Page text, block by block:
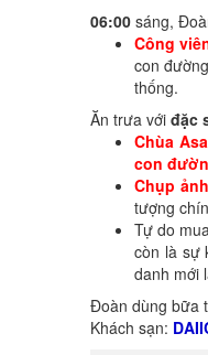
06:00 sáng,
Công
con
thống.
Ăn trưa với đặc
Chùa
con
Chụp
tượng
Tự do
còn là sự
danh mới
Đoàn dùng bữa
Khách sạn: